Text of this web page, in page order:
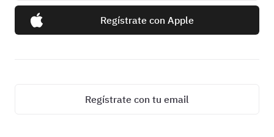
Regístrate con Apple
Regístrate con tu email